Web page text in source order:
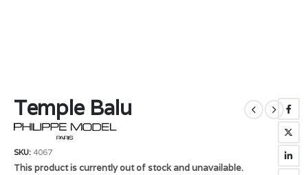
Temple Balu
SKU: 4067
This product is currently out of stock and unavailable.